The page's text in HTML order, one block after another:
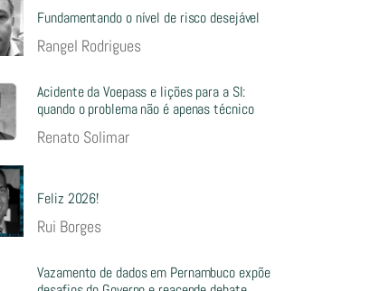
Fundamentando o nível de risco desejável
Rangel Rodrigues
Acidente da Voepass e lições para a SI:
quando o problema não é apenas técnico
Renato Solimar
Feliz 2026!
Rui Borges
Vazamento de dados em Pernambuco expõe